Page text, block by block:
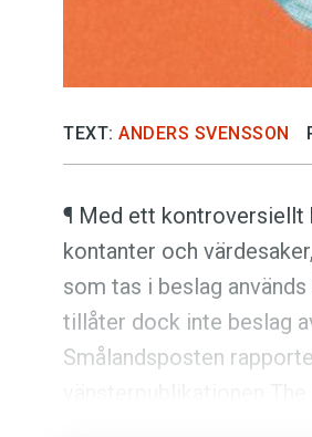
TEXT: ANDERS SVENSSON
¶ Med ett kontroversiellt
kontanter och
som tas i beslag
tillåter dock inte beslag
Smålandsposten